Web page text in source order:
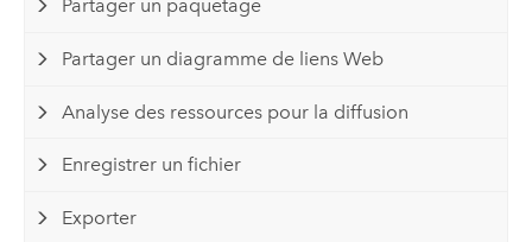
Partager un paquetage
Partager un diagramme de liens Web
Analyse des ressources pour la diffusion
Enregistrer un fichier
Exporter